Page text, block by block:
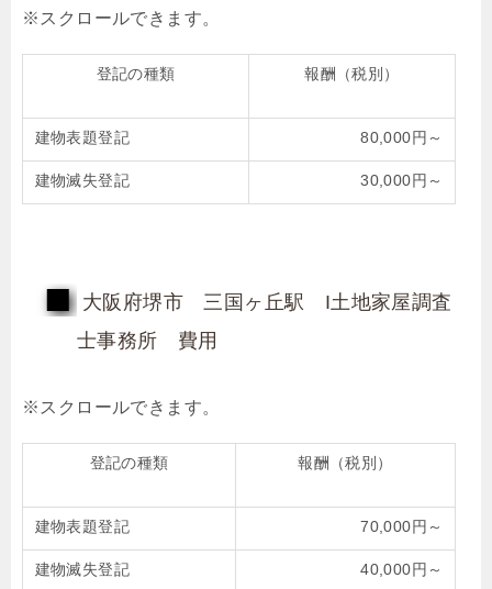
登記の種類 報酬（税別）
建物表題登記 80,000円～
建物滅失登記 30,000円～
大阪府堺市 三国ヶ丘駅 I土地家屋調査
士事務所 費用
登記の種類 報酬（税別）
建物表題登記 70,000円～
建物滅失登記 40,000円～